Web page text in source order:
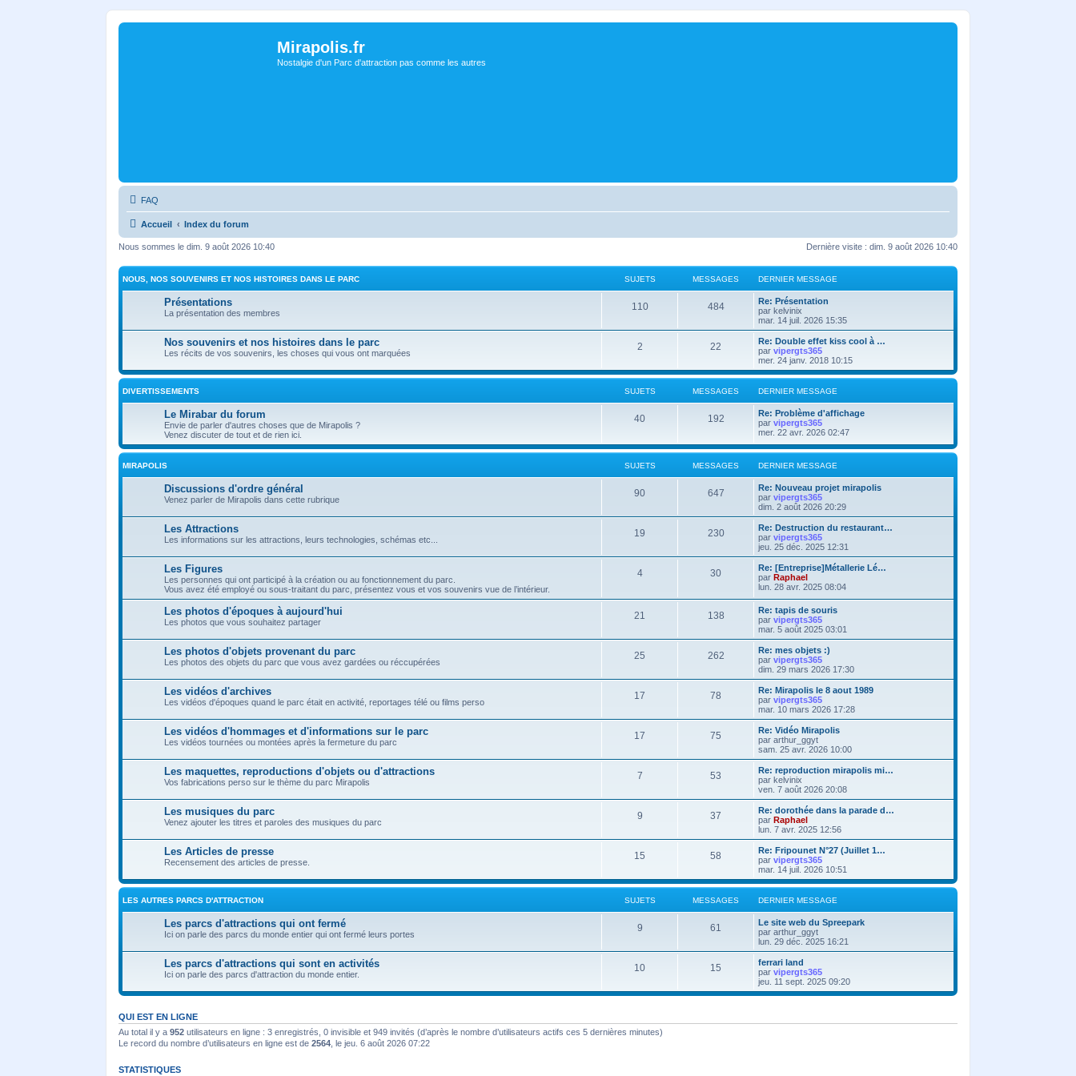
Mirapolis.fr
Nostalgie d'un Parc d'attraction pas comme les autres
FAQ
Accueil Index du forum
Dernière visite : dim. 9 août 2026 10:40
Nous sommes le dim. 9 août 2026 10:40
NOUS, NOS SOUVENIRS ET NOS HISTOIRES DANS LE PARC SUJETS MESSAGES DERNIER MESSAGE
Présentations
La présentation des membres
110 484
Re: Présentation
par kelvinix
mar. 14 juil. 2026 15:35
Nos souvenirs et nos histoires dans le parc
Les récits de vos souvenirs, les choses qui vous ont marquées
2 22
Re: Double effet kiss cool à …
par vipergts365
mer. 24 janv. 2018 10:15
DIVERTISSEMENTS SUJETS MESSAGES DERNIER MESSAGE
Le Mirabar du forum
Envie de parler d'autres choses que de Mirapolis ?
Venez discuter de tout et de rien ici.
40 192
Re: Problème d'affichage
par vipergts365
mer. 22 avr. 2026 02:47
MIRAPOLIS SUJETS MESSAGES DERNIER MESSAGE
Discussions d'ordre général
Venez parler de Mirapolis dans cette rubrique
90 647
Re: Nouveau projet mirapolis
par vipergts365
dim. 2 août 2026 20:29
Les Attractions
Les informations sur les attractions, leurs technologies, schémas etc...
19 230
Re: Destruction du restaurant…
par vipergts365
jeu. 25 déc. 2025 12:31
Les Figures
Les personnes qui ont participé à la création ou au fonctionnement du parc.
Vous avez été employé ou sous-traitant du parc, présentez vous et vos souvenirs vue de l’intérieur.
4 30
Re: [Entreprise]Métallerie Lé…
par Raphael
lun. 28 avr. 2025 08:04
Les photos d'époques à aujourd'hui
Les photos que vous souhaitez partager
21 138
Re: tapis de souris
par vipergts365
mar. 5 août 2025 03:01
Les photos d'objets provenant du parc
Les photos des objets du parc que vous avez gardées ou réccupérées
25 262
Re: mes objets :)
par vipergts365
dim. 29 mars 2026 17:30
Les vidéos d'archives
Les vidéos d'époques quand le parc était en activité, reportages télé ou films perso
17 78
Re: Mirapolis le 8 aout 1989
par vipergts365
mar. 10 mars 2026 17:28
Les vidéos d'hommages et d'informations sur le parc
Les vidéos tournées ou montées après la fermeture du parc
17 75
Re: Vidéo Mirapolis
par arthur_ggyt
sam. 25 avr. 2026 10:00
Les maquettes, reproductions d'objets ou d'attractions
Vos fabrications perso sur le thème du parc Mirapolis
7 53
Re: reproduction mirapolis mi…
par kelvinix
ven. 7 août 2026 20:08
Les musiques du parc
Venez ajouter les titres et paroles des musiques du parc
9 37
Re: dorothée dans la parade d…
par Raphael
lun. 7 avr. 2025 12:56
Les Articles de presse
Recensement des articles de presse.
15 58
Re: Fripounet N°27 (Juillet 1…
par vipergts365
mar. 14 juil. 2026 10:51
LES AUTRES PARCS D'ATTRACTION SUJETS MESSAGES DERNIER MESSAGE
Les parcs d'attractions qui ont fermé
Ici on parle des parcs du monde entier qui ont fermé leurs portes
9 61
Le site web du Spreepark
par arthur_ggyt
lun. 29 déc. 2025 16:21
Les parcs d'attractions qui sont en activités
Ici on parle des parcs d'attraction du monde entier.
10 15
ferrari land
par vipergts365
jeu. 11 sept. 2025 09:20
QUI EST EN LIGNE
Au total il y a 952 utilisateurs en ligne : 3 enregistrés, 0 invisible et 949 invités (d’après le nombre d’utilisateurs actifs ces 5 dernières minutes)
Le record du nombre d’utilisateurs en ligne est de 2564 , le jeu. 6 août 2026 07:22
STATISTIQUES